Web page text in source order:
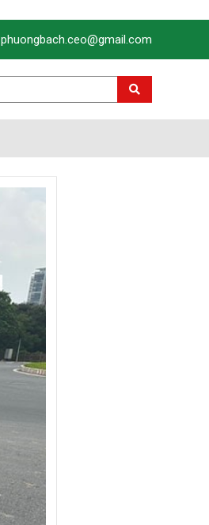
phuongbach.ceo@gmail.com